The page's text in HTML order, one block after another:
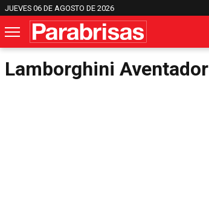
JUEVES 06 DE AGOSTO DE 2026
Lamborghini Aventador